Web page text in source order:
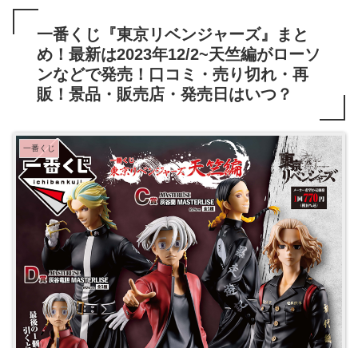
一番くじ『東京リベンジャーズ』まと
め！最新は2023年12/2~天竺編がローソ
ンなどで発売！口コミ・売り切れ・再
販！景品・販売店・発売日はいつ？
一番くじ